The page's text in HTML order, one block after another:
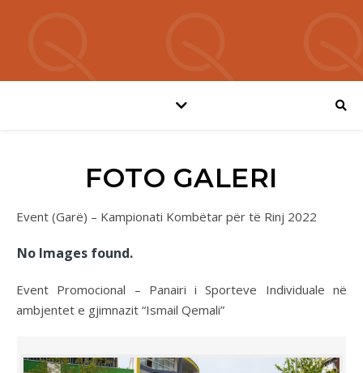
FOTO GALERI
Event (Garë) – Kampionati Kombëtar për të Rinj 2022
No Images found.
Event Promocional – Panairi i Sporteve Individuale në
ambjentet e gjimnazit “Ismail Qemali”